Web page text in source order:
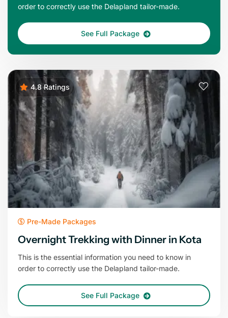
order to correctly use the Delapland tailor-made.
See Full Package
4.8 Ratings
Pre-Made Packages
Overnight Trekking with Dinner in Kota
This is the essential information you need to know in
order to correctly use the Delapland tailor-made.
See Full Package